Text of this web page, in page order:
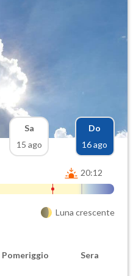
Sa
15 ago
Do
16 ago
20:12
Luna crescente
Pomeriggio Sera